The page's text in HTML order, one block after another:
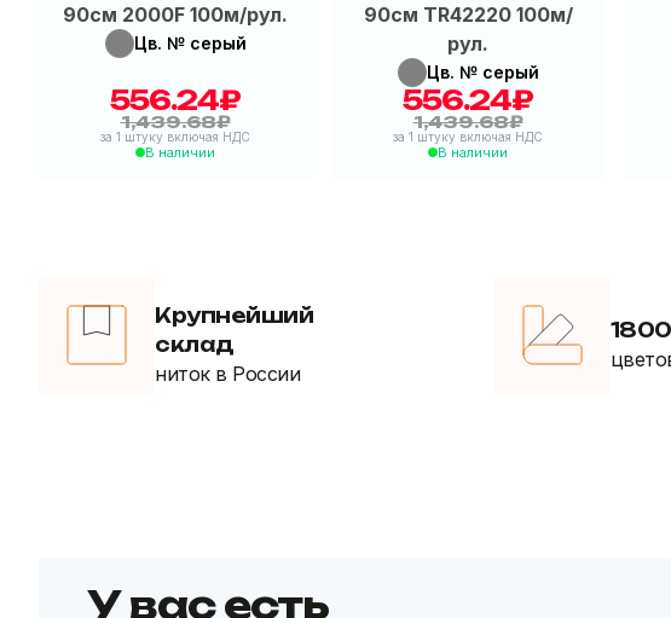
90см 2000F 100м/рул.
Цв. № серый
556.24₽
1,439.68₽
за 1 штуку включая НДС
В наличии
| 556.24₽
90см TR42220 100м/
рул.
Цв. № серый
556.24₽
1,439.68₽
за 1 штуку включая НДС
В наличии
| 556.24₽
Крупнейший
склад
ниток в России
1800
У вас есть